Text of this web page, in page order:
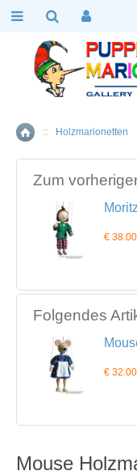
Home
:: Holzmarionetten
Zum
€ 38.00
Folgendes
€ 32.00
Mouse